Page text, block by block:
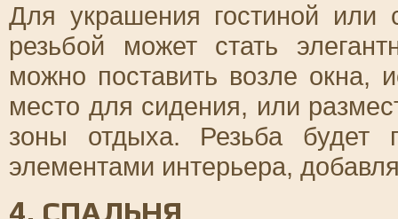
Для украшения гостиной или
резьбой может стать
можно поставить возле окна,
место для сидения, или
зоны отдыха. Резьба будет
элементами интерьера,